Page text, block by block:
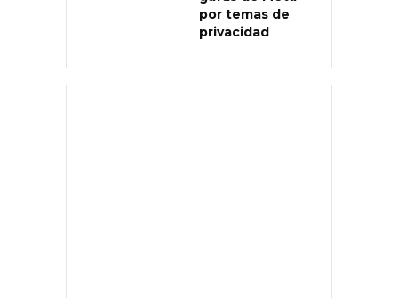
por temas de
privacidad